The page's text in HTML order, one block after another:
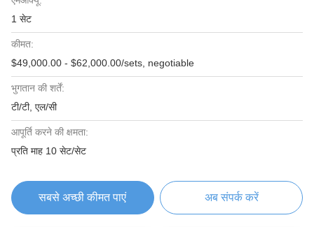
1 सेट
कीमत:
$49,000.00 - $62,000.00/sets, negotiable
भुगतान की शर्तें:
टी/टी, एल/सी
आपूर्ति करने की क्षमता:
प्रति माह 10 सेट/सेट
सबसे अच्छी कीमत पाएं अब संपर्क करें